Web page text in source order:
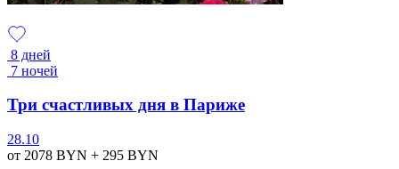
8 дней
7 ночей
Три счастливых дня в Париже
28.10
от 2078 BYN + 295 BYN